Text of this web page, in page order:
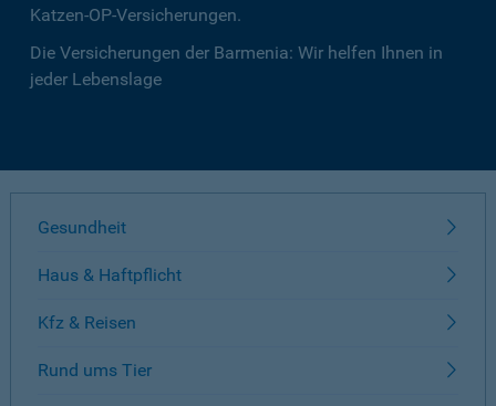
Katzen-OP-Versicherungen.
Die Versicherungen der Barmenia: Wir helfen Ihnen in
jeder Lebenslage
Gesundheit
Haus & Haftpflicht
Kfz & Reisen
Rund ums Tier